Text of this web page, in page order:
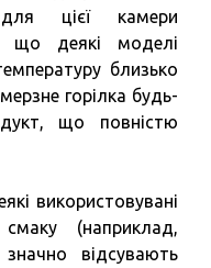
для цієї камери
що деякі моделі
близько
горілка будь-
що повністю
використовувані
(наприклад,
відсувають